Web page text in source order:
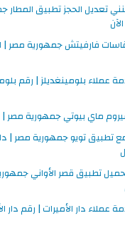
تعديل الحجز تطبيق المطار
فارفيتش جمهورية مصر |
عملاء بلومينغديلز | رقم
ماي بيوتي جمهورية مصر
تطبيق تويو جمهورية مصر |
تطبيق قصر الأواني
عملاء دار الأميرات | رقم دار